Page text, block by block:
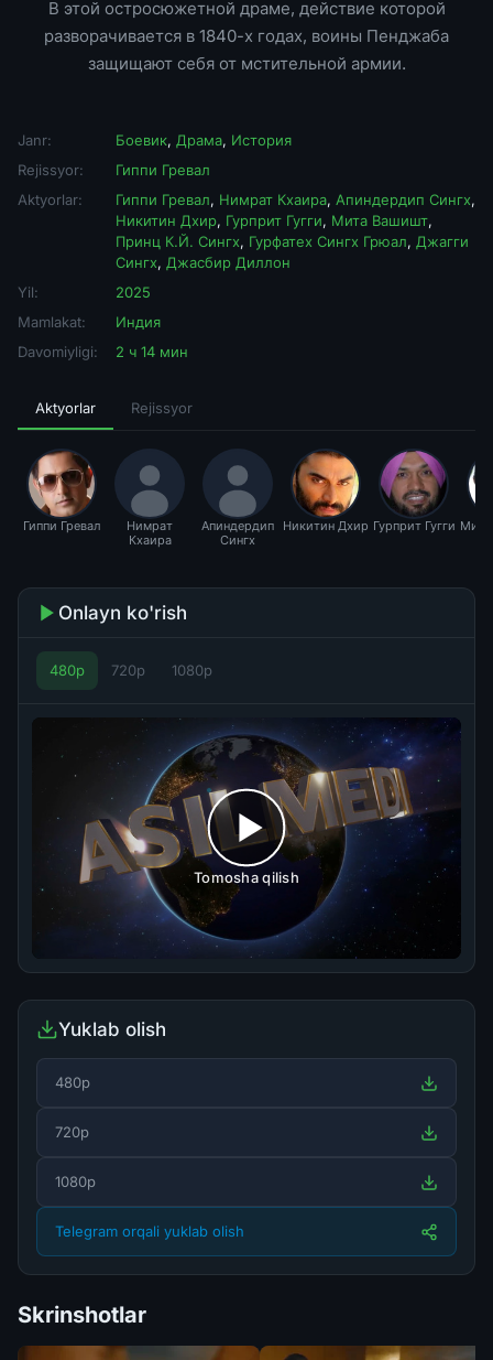
В этой остросюжетной драме, действие которой
разворачивается в 1840-х годах, воины Пенджаба
защищают себя от мстительной армии.
Janr: Боевик, Драма, История
Rejissyor:
Гиппи Гревал
Aktyorlar:
Гиппи Гревал, Нимрат Кхаира, Апиндердип Сингх,
Никитин Дхир, Гурприт Гугги, Мита Вашишт,
Принц К.Й. Сингх, Гурфатех Сингх Грюал, Джагги
Сингх, Джасбир Диллон
Yil:
2025
Mamlakat:
Индия
Davomiyligi:
2 ч 14 мин
Aktyorlar Rejissyor
Гиппи Гревал
Нимрат
Кхаира
Апиндердип
Сингх
Никитин Дхир Гурприт Гугги
Onlayn ko'rish
480p 720p 1080p
Tomosha qilish
Yuklab olish
480p
720p
1080p
Telegram orqali yuklab olish
Skrinshotlar